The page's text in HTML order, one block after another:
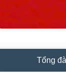
Tổng